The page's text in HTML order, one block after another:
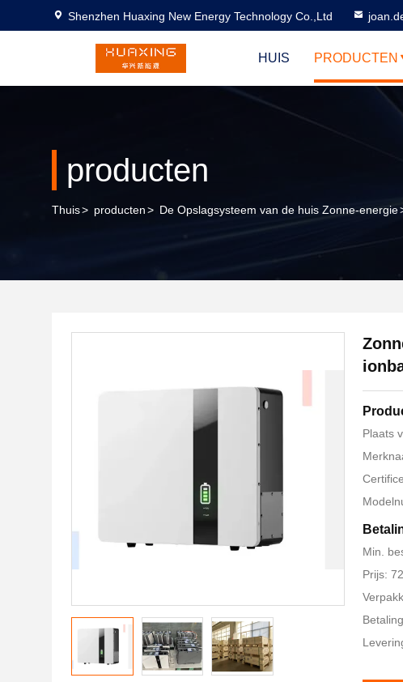
Shenzhen Huaxing New Energy Technology Co.,Ltd
HUIS PRODUCTEN
producten
Thuis> producten> De Opslagsysteem van de huis Zonne-energie
Plaats
Min.
Prijs: